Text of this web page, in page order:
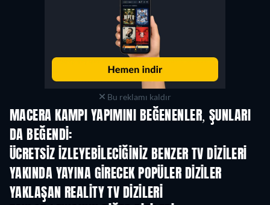
Bu reklamı kaldır
MACERA KAMPI YAPIMINI BEĞENENLER, ŞUNLARI
DA BEĞENDI:
ÜCRETSIZ IZLEYEBILECIĞINIZ BENZER TV DIZILERI
TV TV
YAKINDA YAYINA GIRECEK POPÜLER DIZILER
TV TV
YAKLAŞAN REALITY TV DIZILERI
Sezon 3